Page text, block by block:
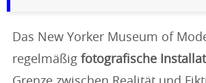
Das New Yorker Museum of
regelmäßig fotografische